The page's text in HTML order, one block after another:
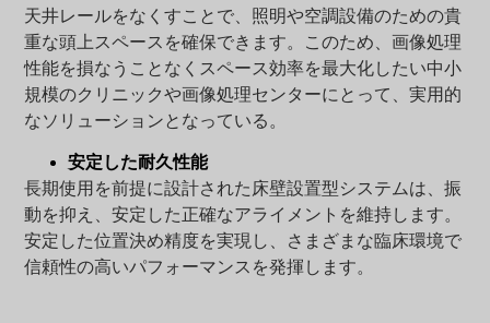
天井レールをなくすことで、照明や空調設備のための貴
重な頭上スペースを確保できます。このため、画像処理
性能を損なうことなくスペース効率を最大化したい中小
規模のクリニックや画像処理センターにとって、実用的
なソリューションとなっている。
安定した耐久性能
長期使用を前提に設計された床壁設置型システムは、振
動を抑え、安定した正確なアライメントを維持します。
安定した位置決め精度を実現し、さまざまな臨床環境で
信頼性の高いパフォーマンスを発揮します。